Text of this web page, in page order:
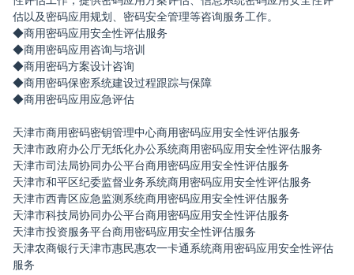
估以及密码应用规划、密码安全管理等咨询服务工作。
◆商用密码应用安全性评估服务
◆商用密码应用咨询与培训
◆商用密码方案设计咨询
◆商用密码保密系统建设过程跟踪与保障
◆商用密码应用应急评估
天津市商用密码密钥管理中心商用密码应用安全性评估服务
天津市政府办公厅无纸化办公系统商用密码应用安全性评估服务
天津市司法局协同办公平台商用密码应用安全性评估服务
天津市和平区纪委监督业务系统商用密码应用安全性评估服务
天津市西青区应急监测系统商用密码应用安全性评估服务
天津市科技局协同办公平台商用密码应用安全性评估服务
天津市投资服务平台商用密码应用安全性评估服务
天津农商银行天津市惠民惠农一卡通系统商用密码应用安全性评估
服务